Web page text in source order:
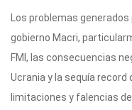
Los problemas
gobierno Macri,
FMI, las consecuencias
Ucrania y la sequía
limitaciones y falencias